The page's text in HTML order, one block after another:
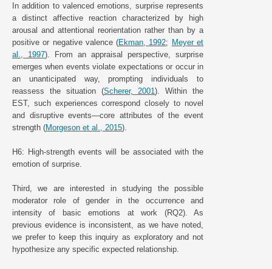
In addition to valenced emotions, surprise represents
a distinct affective reaction characterized by high
arousal and attentional reorientation rather than by a
positive or negative valence (Ekman, 1992; Meyer et
al., 1997). From an appraisal perspective, surprise
emerges when events violate expectations or occur in
an unanticipated way, prompting individuals to
reassess the situation (Scherer, 2001). Within the
EST, such experiences correspond closely to novel
and disruptive events—core attributes of the event
strength (Morgeson et al., 2015).
H6: High-strength events will be associated with the
emotion of surprise.
Third, we are interested in studying the possible
moderator role of gender in the occurrence and
intensity of basic emotions at work (RQ2). As
previous evidence is inconsistent, as we have noted,
we prefer to keep this inquiry as exploratory and not
hypothesize any specific expected relationship.